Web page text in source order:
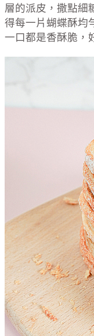
層的派皮，撒點細
得每一片蝴蝶酥均
一口都是香酥脆，